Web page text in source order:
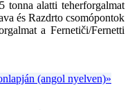
tonna alatti teherforgalmat
és Razdrto csomópontok
a Fernetiči/Fernetti
(angol nyelven)»